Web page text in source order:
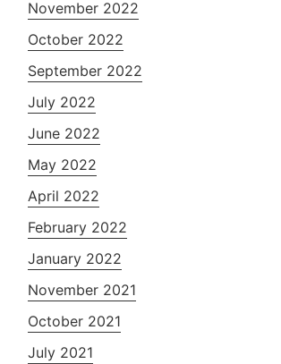
November 2022
October 2022
September 2022
July 2022
June 2022
May 2022
April 2022
February 2022
January 2022
November 2021
October 2021
July 2021